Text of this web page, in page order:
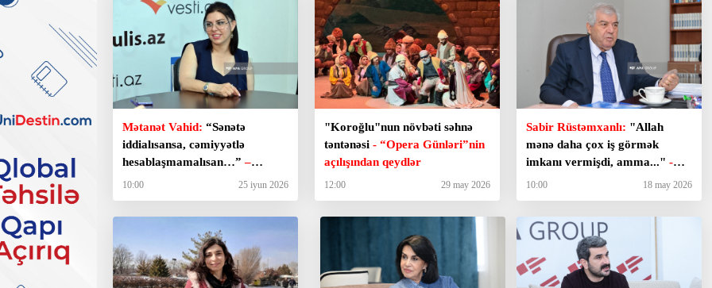
Mətanət Vahid: “Sənətə
iddialısansa, cəmiyyətlə
hesablaşmamalısan…”–
Müsahibə
10:00 25 iyun 2026
"Koroğlu"nun növbəti səhnə
təntənəsi- “Opera Günləri”nin
açılışından qeydlər
12:00 29 may 2026
Sabir Rüstəmxanlı: "Allah
mənə daha çox iş görmək
imkanı vermişdi, amma..." -
Müsahibə
10:00 18 may 2026